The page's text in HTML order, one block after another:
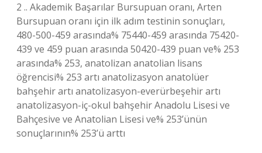
2 .. Akademik Başarılar Bursupuan oranı, Arten
Bursupuan oranı için ilk adım testinin sonuçları,
480-500-459 arasında% 75440-459 arasında 75420-
439 ve 459 puan arasında 50420-439 puan ve% 253
arasında% 253, anatolizan anatolian lisans
öğrencisi% 253 artı anatolizasyon anatolüer
bahşehir artı anatolizasyon-everürbeşehir artı
anatolizasyon-iç-okul bahşehir Anadolu Lisesi ve
Bahçesive ve Anatolian Lisesi ve% 253’ünün
sonuçlarının% 253’ü arttı